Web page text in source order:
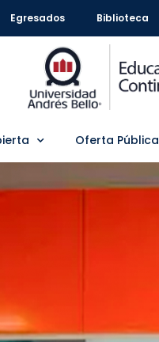
Egresados Biblioteca
Oferta Pública